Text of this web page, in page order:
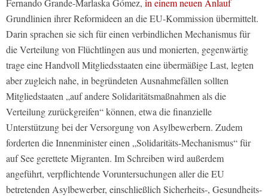
Grundlinien ihrer Reformideen an die EU-Kommission übermittelt.
Darin sprachen sie sich für einen verbindlichen Mechanismus für
die Verteilung von Flüchtlingen aus und monierten, gegenwärtig
trage eine Handvoll Mitgliedsstaaten eine übermäßige Last, legten
aber zugleich nahe, in begründeten Ausnahmefällen sollten
Mitgliedstaaten „auf andere Solidaritätsmaßnahmen als die
Verteilung zurückgreifen“ können, etwa die finanzielle
Unterstützung bei der Versorgung von Asylbewerbern. Zudem
forderten die Innenminister einen „Solidaritäts-Mechanismus“ für
auf See gerettete Migranten. Im Schreiben wird außerdem
angeführt, verpflichtende Voruntersuchungen aller die EU
betretenden Asylbewerber, einschließlich Sicherheits-, Gesundheits-